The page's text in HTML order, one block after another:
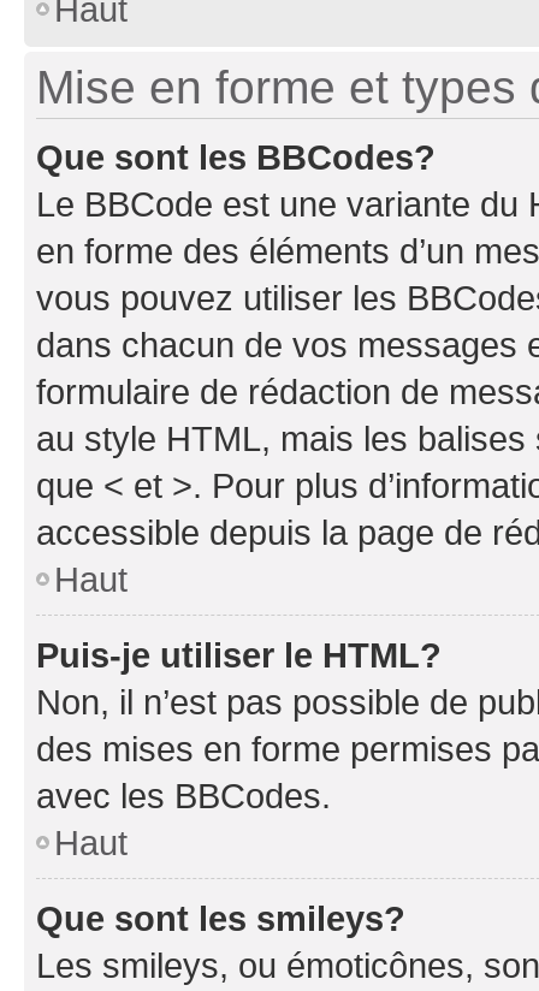
Haut
Mise en forme et types
Que sont les BBCodes?
Le BBCode est une variante du
en forme des éléments d’un
vous pouvez utiliser les
dans chacun de vos messages
formulaire de rédaction de
au style HTML, mais les
que < et >. Pour plus
accessible depuis la page de
Haut
Puis-je utiliser le HTML?
Non, il n’est pas possible de
des mises en forme permises
avec les BBCodes.
Haut
Que sont les smileys?
Les smileys, ou émoticônes,